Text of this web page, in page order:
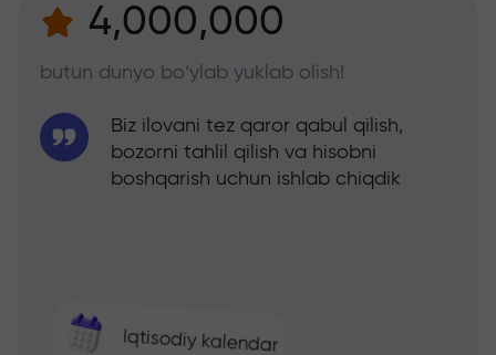
4,000,000
butun dunyo bo‘ylab yuklab olish!
Iqtisodiy kalendar
Biz ilovani tez qaror qabul qilish,
bozorni tahlil qilish va hisobni
boshqarish uchun ishlab chiqdik